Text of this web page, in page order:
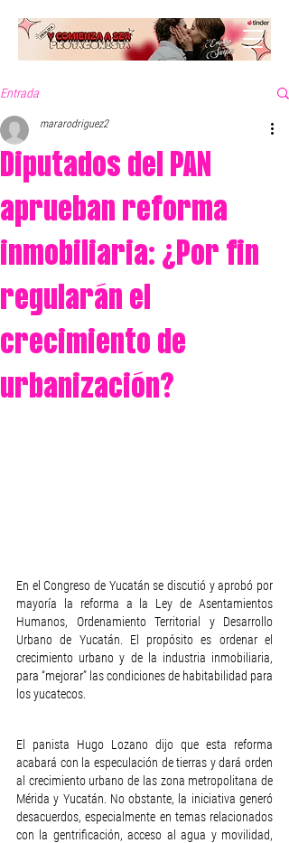
Entrada
Diputados del PAN
aprueban reforma
inmobiliaria: ¿Por fin
regularán el
crecimiento de
urbanización?
mararodriguez2
En el Congreso de Yucatán se discutió y aprobó por
mayoría la reforma a la Ley de Asentamientos
Humanos, Ordenamiento Territorial y Desarrollo
Urbano de Yucatán. El propósito es ordenar el
crecimiento urbano y de la industria inmobiliaria,
para “mejorar” las condiciones de habitabilidad para
los yucatecos.
El panista Hugo Lozano dijo que esta reforma
acabará con la especulación de tierras y dará orden
al crecimiento urbano de las zona metropolitana de
Mérida y Yucatán. No obstante, la iniciativa generó
desacuerdos, especialmente en temas relacionados
con la gentrificación, acceso al agua y movilidad,